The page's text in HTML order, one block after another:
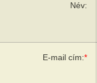
Név:
E-mail cím:*